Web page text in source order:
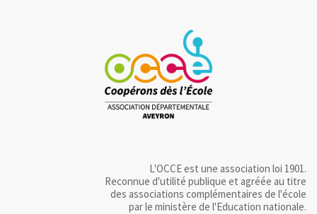
L'OCCE est une association loi 1901.
Reconnue d'utilité publique et agréée au titre
des associations complémentaires de l'école
par le ministère de l'Education nationale.